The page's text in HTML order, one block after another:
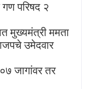
परिषद २
मुख्यमंत्री ममता
उमेदवार
जागांवर तर